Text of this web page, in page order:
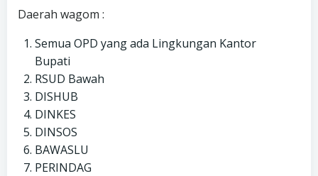
Daerah wagom :
Semua OPD yang ada Lingkungan Kantor
Bupati
RSUD Bawah
DISHUB
DINKES
DINSOS
BAWASLU
PERINDAG